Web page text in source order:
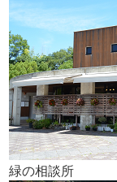
緑の相談所